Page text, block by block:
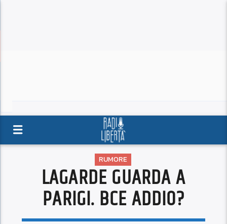
RUMORE
LAGARDE GUARDA A
PARIGI. BCE ADDIO?